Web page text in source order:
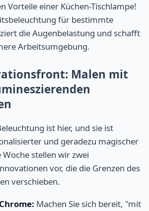
Vorteile einer Küchen-Tischlampe!
für bestimmte
die Augenbelastung und schafft
Arbeitsumgebung.
Malen mit
ist hier, und sie ist
und geradezu magischer
Woche stellen wir zwei
vor, die die Grenzen des
verschieben.
Machen Sie sich bereit, "mit